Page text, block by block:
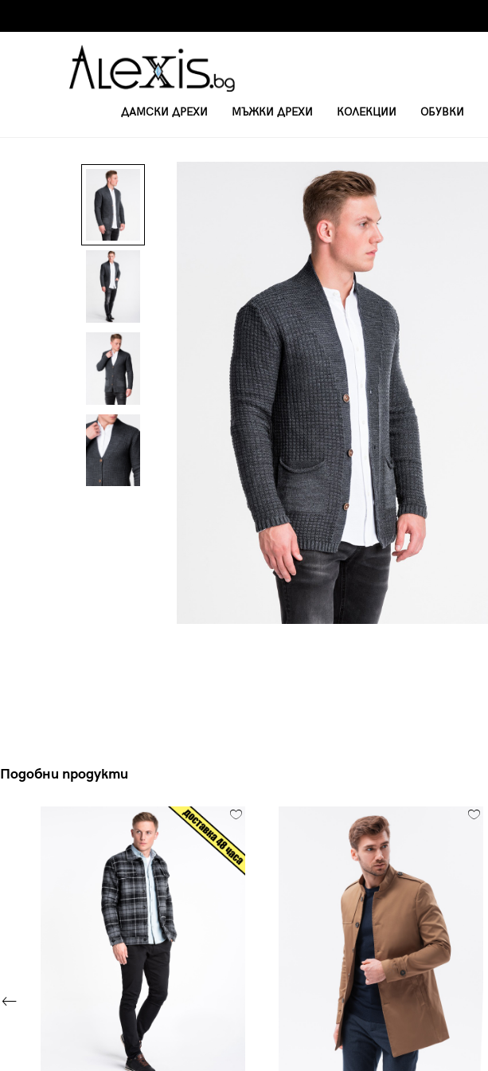
ДАМСКИ ДРЕХИ МЪЖКИ ДРЕХИ КОЛЕКЦИИ ОБУВКИ
Подобни продукти